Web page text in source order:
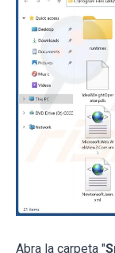
Abra la carpeta "